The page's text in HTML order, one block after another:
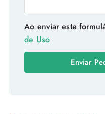
Ao enviar este
de Uso
Enviar